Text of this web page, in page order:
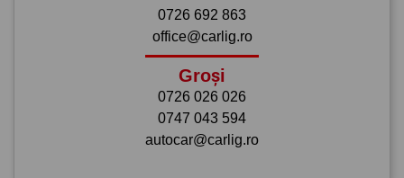
0726 692 863
office@carlig.ro
Groși
0726 026 026
0747 043 594
autocar@carlig.ro